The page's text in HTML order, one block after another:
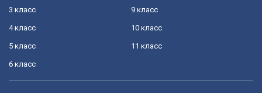
3 класс
4 класс
5 класс
6 класс
9 класс
10 класс
11 класс